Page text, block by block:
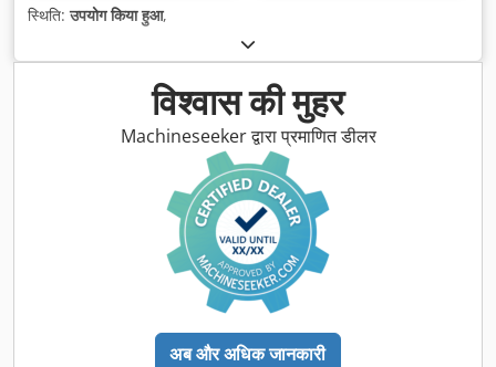
स्थिति:उपयोग किया हुआ,
विश्वास की मुहर
Machineseeker द्वारा प्रमाणित डीलर
अब और अधिक जानकारी